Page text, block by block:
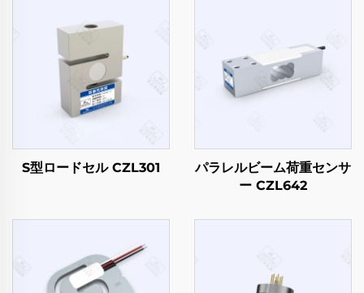
S型ロードセル CZL301
パラレルビーム荷重センサ
ー CZL642